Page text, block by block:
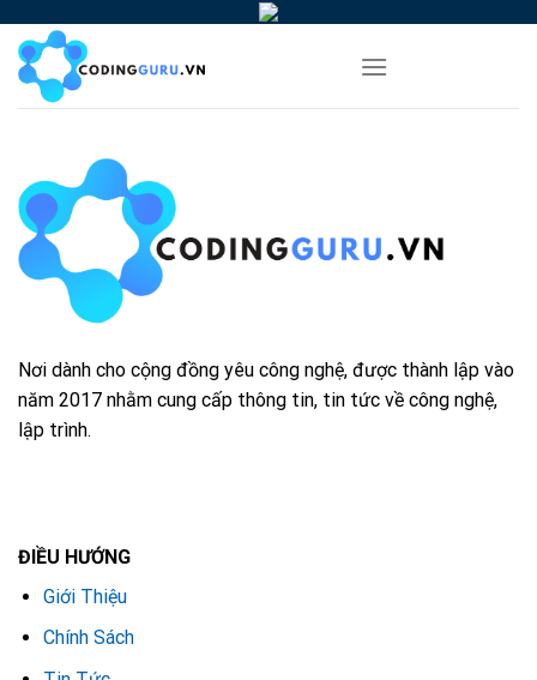
content
Nơi dành cho cộng đồng yêu công nghệ, được thành lập vào
năm 2017 nhằm cung cấp thông tin, tin tức về công nghệ,
lập trình.
ĐIỀU HƯỚNG
Giới Thiệu
Chính Sách